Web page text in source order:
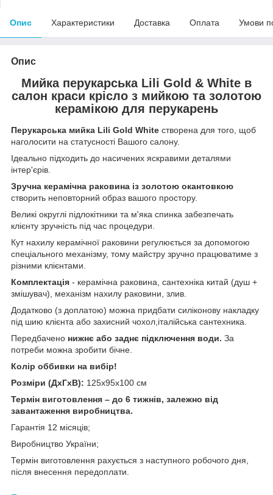
Опис Характеристики Доставка Оплата Умови
Опис
Мийка перукарська Lili Gold & White в
салон краси крісло з мийкою та золотою
керамікою для перукарень
Перукарська мийка Lili Gold White створена для того, щоб
наголосити на статусності Вашого салону.
Ідеально підходить до насичених яскравими деталями
інтер'єрів.
Зручна керамічна раковина із золотою окантовкою
створить неповторний образ вашого простору.
Великі округлі підлокітники та м'яка спинка забезпечать
клієнту зручність під час процедури.
Кут нахилу керамічної раковини регулюється за допомогою
спеціального механізму, тому майстру зручно працюватиме з
різними клієнтами.
Комплектація - керамічна раковина, сантехніка китай (душ +
змішувач), механізм нахилу раковини, злив.
Додатково (з доплатою) можна придбати силіконову накладку
під шию клієнта або захисний чохол,італійська сантехника.
Передбачено нижнє або заднє підключення води. За
потреби можна зробити бічне.
Колір оббивки на вибір!
Розміри (ДхГхВ): 125х95х100 см
Термін виготовлення – до 6 тижнів, залежно від
завантаження виробництва.
Гарантія 12 місяців;
Виробництво України;
Термін виготовлення рахується з наступного робочого дня,
після внесення передоплати.